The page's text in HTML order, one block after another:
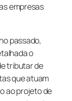
empresas
passado,
o
tributar de
que atuam
ao projeto de